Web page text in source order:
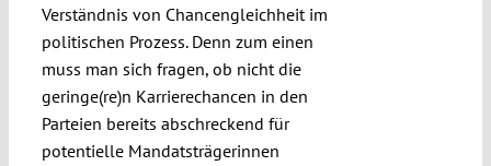
Verständnis von Chancengleichheit im
politischen Prozess. Denn zum einen
muss man sich fragen, ob nicht die
geringe(re)n Karrierechancen in den
Parteien bereits abschreckend für
potentielle Mandatsträgerinnen